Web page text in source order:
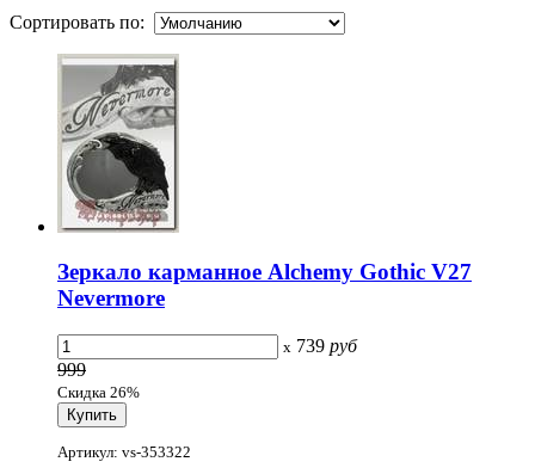
Сортировать по:
Зеркало карманное Alchemy Gothic V27
Nevermore
x 739 руб
999
Скидка 26%
Артикул: vs-353322